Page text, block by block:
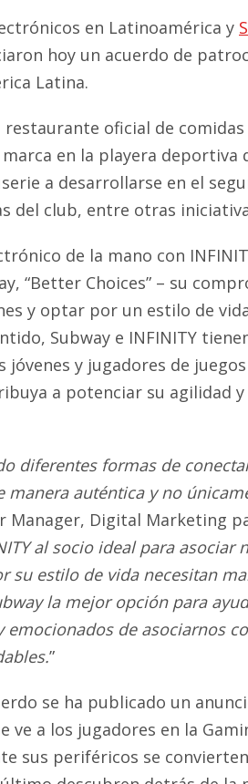
en Latinoamérica y
hoy un acuerdo de
Latina.
restaurante oficial de
en la playera
a desarrollarse en el
del club, entre otras
de la mano con
“Better Choices” – su
y optar por un estilo de
Subway e INFINITY
y jugadores de
a potenciar su agilidad
diferentes formas de
auténtica y no
Manager, Digital Marketing
al socio ideal para asociar
su estilo de vida necesitan
la mejor opción para
de asociarnos
”
se ha publicado un
ve a los jugadores en la
sus periféricos se